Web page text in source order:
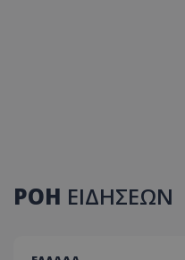
ΡΟΗ ΕΙΔΗΣΕΩΝ